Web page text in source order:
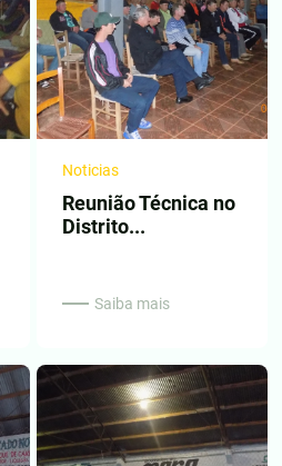
Noticias
Reunião Técnica no
Distrito...
Saiba mais